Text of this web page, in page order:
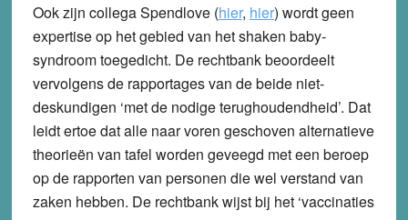
Ook zijn collega Spendlove (hier, hier) wordt geen
expertise op het gebied van het shaken baby-
syndroom toegedicht. De rechtbank beoordeelt
vervolgens de rapportages van de beide niet-
deskundigen ‘met de nodige terughoudendheid’. Dat
leidt ertoe dat alle naar voren geschoven alternatieve
theorieën van tafel worden geveegd met een beroep
op de rapporten van personen die wel verstand van
zaken hebben. De rechtbank wijst bij het ‘vaccinaties